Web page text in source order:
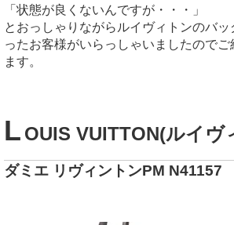
「状態が良くないんですが・・・」
とおっしゃりながらルイヴィトンのバッ
ったお客様がいらっしゃいましたのでご
ます。
L OUIS VUITTON(ルイヴ
ダミエ リヴィントンPM N41157